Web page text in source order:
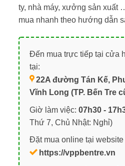
ty, nhà máy, xưởng sản xuất
mua nhanh theo hướng dẫn
Đến mua trực tiếp tại cửa
tại:
22A đường Tán Kế,
Vĩnh Long (TP. Bến Tre
Giờ làm việc: 07h30 -
Thứ 7, Chủ Nhật: Nghỉ)
Đặt mua online tại website
https://vppbentre.vn